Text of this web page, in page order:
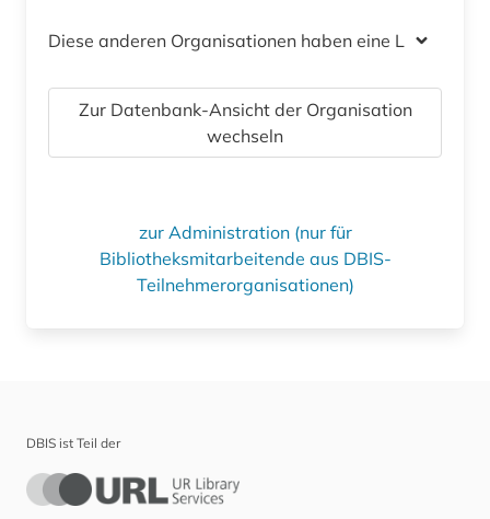
Diese anderen Organisationen haben eine Lizenz
Zur Datenbank-Ansicht der Organisation
wechseln
zur Administration (nur für
Bibliotheksmitarbeitende aus DBIS-
Teilnehmerorganisationen)
DBIS ist Teil der